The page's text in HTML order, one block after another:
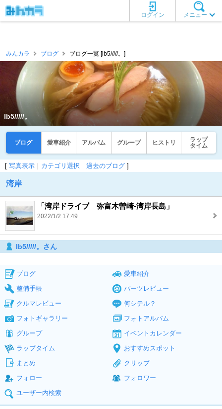
メニュー
ログイン
みんカラ ブログ ブログ一覧 [lb5/////。]
lb5/////。
ブログ 愛車紹介 アルバム グループ ヒストリ
ラップ
タイム
[ 写真表示 ｜ カテゴリ選択 ｜ 過去のブログ ]
湾岸
「湾岸ドライブ 弥富木曽崎-湾岸長島」
2022/1/2 17:49
lb5/////。さん
ブログ
愛車紹介
整備手帳
パーツレビュー
クルマレビュー
何シテル？
フォトギャラリー
フォトアルバム
グループ
イベントカレンダー
ラップタイム
おすすめスポット
まとめ
クリップ
フォロー
フォロワー
ユーザー内検索